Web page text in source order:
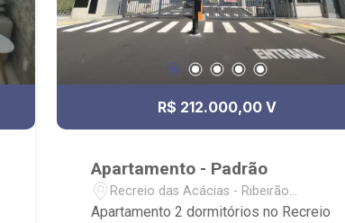
R$ 212.000,00 V
Apartamento - Padrão
Recreio das Acácias - Ribeirão
Preto/SP
Apartamento 2 dormitórios no Recreio